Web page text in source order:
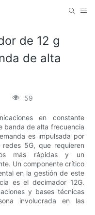
de 12 g
de alta
59
en constante
banda de alta frecuencia
es impulsada por
5G, que requieren
más rápidas y un
Un componente crítico
en la gestión de este
es el decimador 12G.
y bases técnicas
involucrada en las